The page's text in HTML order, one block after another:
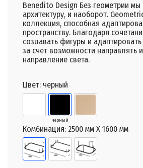
Benedito Design Без геометрии
архитектуру, и наоборот.
коллекция, способная
пространству. Благодаря
создавать фигуры и
за счет возможности направлять
направление света.
Цвет: черный
черный
Комбинация: 2500 мм X 1600 мм